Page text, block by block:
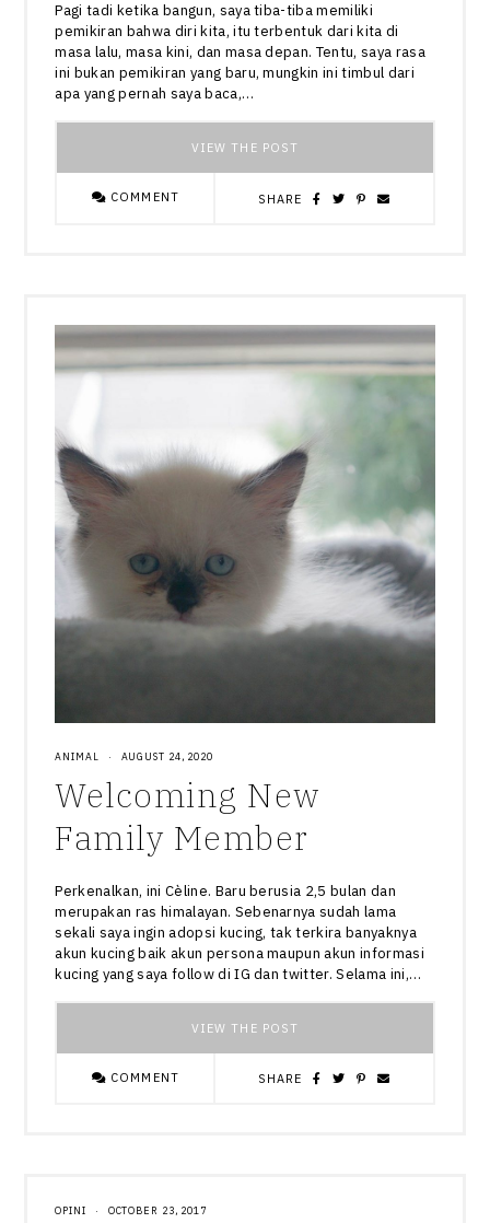
Pagi tadi ketika bangun, saya tiba-tiba memiliki
pemikiran bahwa diri kita, itu terbentuk dari kita di
masa lalu, masa kini, dan masa depan. Tentu, saya rasa
ini bukan pemikiran yang baru, mungkin ini timbul dari
apa yang pernah saya baca,…
COMMENT SHARE
VIEW THE POST
ANIMAL · AUGUST 24, 2020
Welcoming New
Family Member
Perkenalkan, ini Cèline. Baru berusia 2,5 bulan dan
merupakan ras himalayan. Sebenarnya sudah lama
sekali saya ingin adopsi kucing, tak terkira banyaknya
akun kucing baik akun persona maupun akun informasi
kucing yang saya follow di IG dan twitter. Selama ini,…
COMMENT SHARE
VIEW THE POST
OPINI · OCTOBER 23, 2017